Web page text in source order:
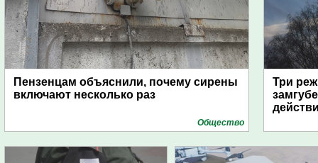
Пензенцам объяснили, почему сирены
включают несколько раз
Общество
Три